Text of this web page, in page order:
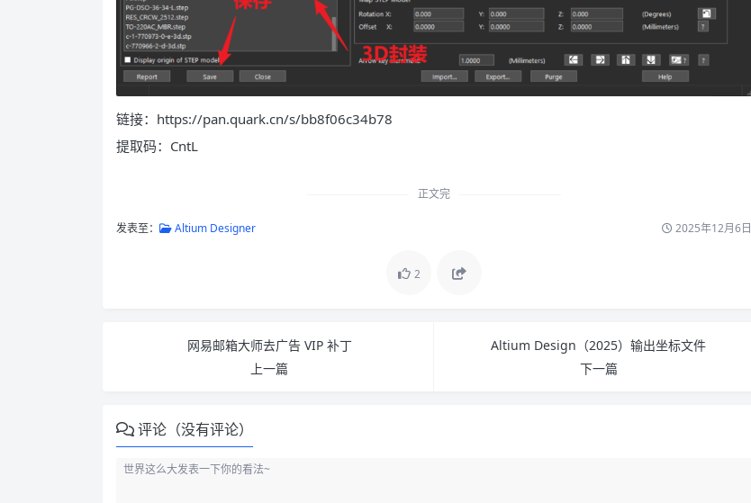
链接：https://pan.quark.cn/s/bb8f06c34b78
提取码：CntL
正文完
发表至： Altium Designer 2025年12月6日
2
网易邮箱大师去广告 VIP 补丁
上一篇
Altium Design（2025）输出坐标文件
下一篇
评论（没有评论）